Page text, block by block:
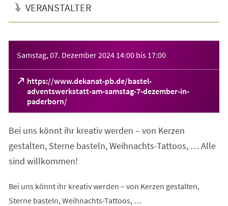
VERANSTALTER
Samstag, 07. Dezember 2024 14:00 bis 17:00
https://www.dekanat-pb.de/bastel-
adventswerkstatt-am-samstag-7-dezember-in-
paderborn/
(Öffnet
in
neuen
Tab)
Bei uns könnt ihr kreativ werden – von Kerzen
gestalten, Sterne basteln, Weihnachts-Tattoos, … Alle
sind willkommen!
Bei uns könnt ihr kreativ werden – von Kerzen gestalten,
Sterne basteln, Weihnachts-Tattoos, …